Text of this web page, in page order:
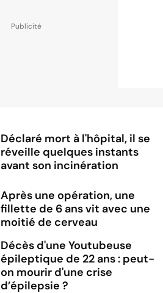
Déclaré mort à l'hôpital, il se
réveille quelques instants
avant son incinération
Après une opération, une
fillette de 6 ans vit avec une
moitié de cerveau
Décès d'une Youtubeuse
épileptique de 22 ans : peut-
on mourir d'une crise
d’épilepsie ?